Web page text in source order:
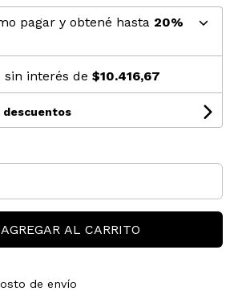
pagar y obtené hasta 20%
sin interés de $10.416,67
descuentos
AGREGAR AL CARRITO
de envío